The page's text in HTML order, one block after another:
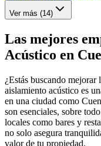
Ver más (14)
Las mejores
Acústico en
¿Estás buscando
aislamiento acústico es
en una ciudad como
son esenciales, sobre
locales como bares y
no solo asegura
valor de tu propiedad.